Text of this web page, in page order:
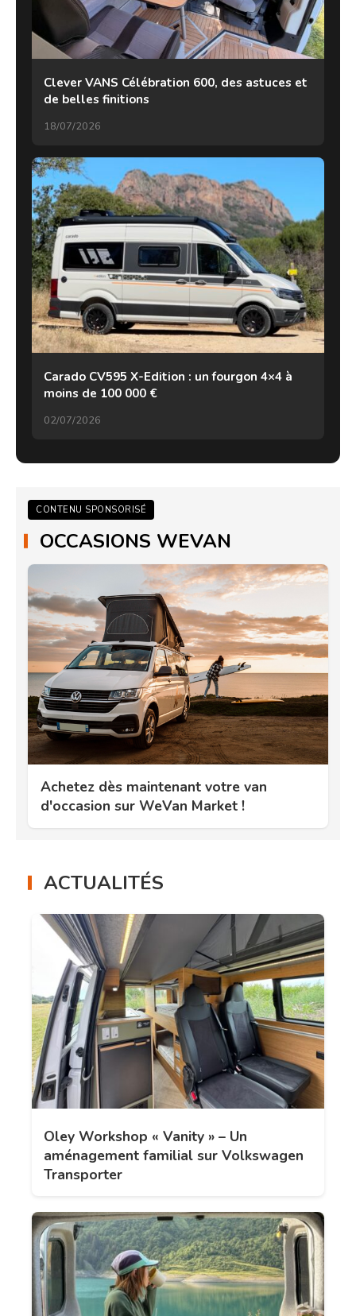
Clever VANS Célébration 600, des astuces et
de belles finitions
18/07/2026
Carado CV595 X-Edition : un fourgon 4×4 à
moins de 100 000 €
02/07/2026
CONTENU SPONSORISÉ
OCCASIONS WEVAN
Achetez dès maintenant votre van
d'occasion sur WeVan Market !
ACTUALITÉS
Oley Workshop « Vanity » – Un
aménagement familial sur Volkswagen
Transporter